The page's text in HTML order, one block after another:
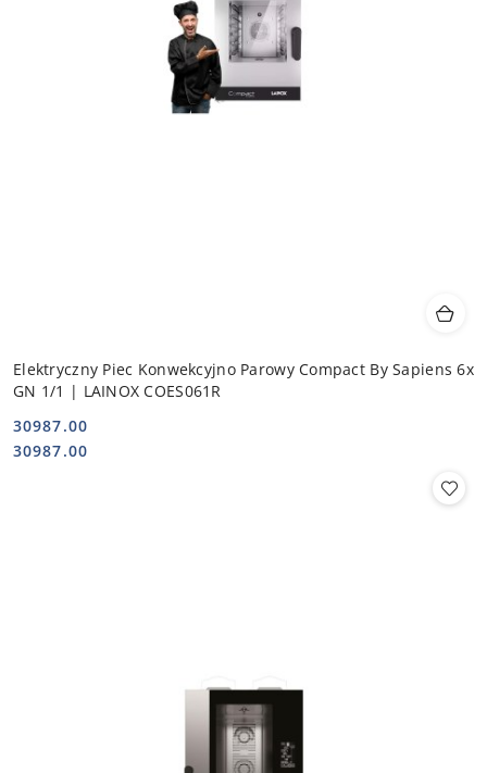
Elektryczny Piec Konwekcyjno Parowy Compact By Sapiens 6x
GN 1/1 | LAINOX COES061R
Cena:
30987.00
Cena:
30987.00